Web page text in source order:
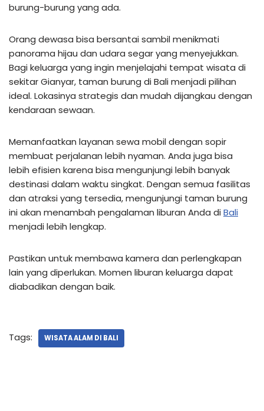
burung-burung yang ada.
Orang dewasa bisa bersantai sambil menikmati
panorama hijau dan udara segar yang menyejukkan.
Bagi keluarga yang ingin menjelajahi tempat wisata di
sekitar Gianyar, taman burung di Bali menjadi pilihan
ideal. Lokasinya strategis dan mudah dijangkau dengan
kendaraan sewaan.
Memanfaatkan layanan sewa mobil dengan sopir
membuat perjalanan lebih nyaman. Anda juga bisa
lebih efisien karena bisa mengunjungi lebih banyak
destinasi dalam waktu singkat. Dengan semua fasilitas
dan atraksi yang tersedia, mengunjungi taman burung
ini akan menambah pengalaman liburan Anda diBali
menjadi lebih lengkap.
Pastikan untuk membawa kamera dan perlengkapan
lain yang diperlukan. Momen liburan keluarga dapat
diabadikan dengan baik.
Tags: WISATA ALAM DI BALI